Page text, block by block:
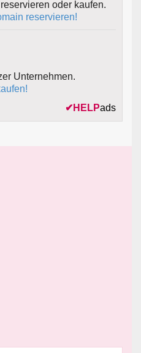
oder kaufen.
reservieren!
Unternehmen.
✔ HELPads